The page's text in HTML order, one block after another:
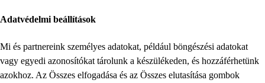
Adatvédelmi beállítások
Mi és partnereink személyes adatokat, például böngészési adatokat
vagy egyedi azonosítókat tárolunk a készülékeden, és hozzáférhetünk
azokhoz. Az Összes elfogadása és az Összes elutasítása gombok